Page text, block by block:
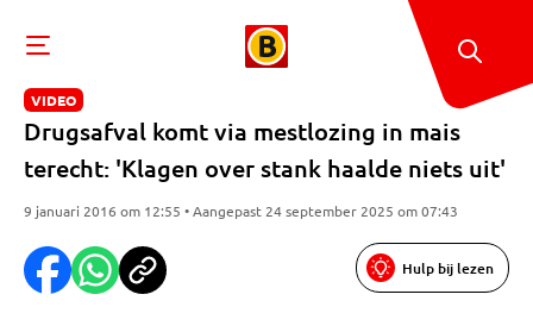
VIDEO
Drugsafval komt via mestlozing in mais
terecht: 'Klagen over stank haalde niets uit'
9 januari 2016 om 12:55 • Aangepast 24 september 2025 om 07:43
Hulp bij lezen